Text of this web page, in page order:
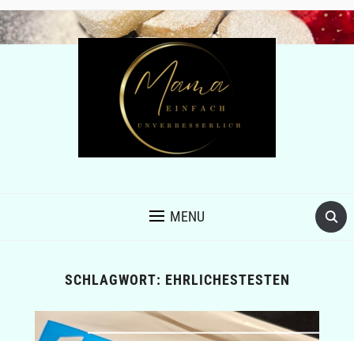
MENU
SCHLAGWORT: EHRLICHESTESTEN